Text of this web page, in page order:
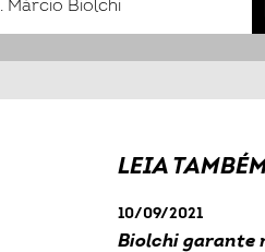
LEIA
10/09/2021
Biolchi garante